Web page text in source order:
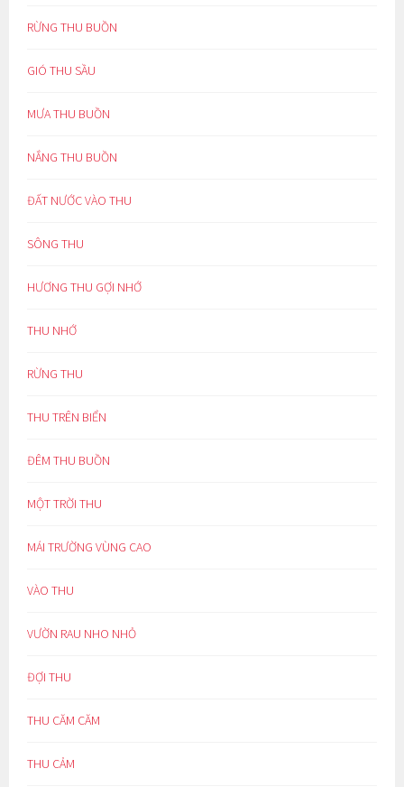
RỪNG THU BUỒN
GIÓ THU SẦU
MƯA THU BUỒN
NẮNG THU BUỒN
ĐẤT NƯỚC VÀO THU
SÔNG THU
HƯƠNG THU GỢI NHỚ
THU NHỚ
RỪNG THU
THU TRÊN BIỂN
ĐÊM THU BUỒN
MỘT TRỜI THU
MÁI TRƯỜNG VÙNG CAO
VÀO THU
VƯỜN RAU NHO NHỎ
ĐỢI THU
THU CĂM CĂM
THU CẢM